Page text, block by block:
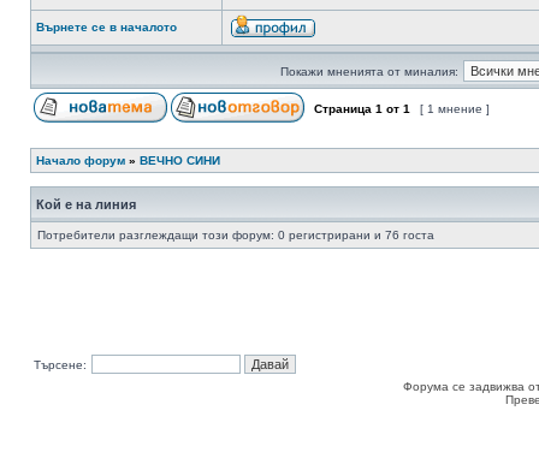
Върнете се в началото
Покажи мненията от миналия:
Страница 1 от 1 [ 1 мнение ]
Начало форум » ВЕЧНО СИНИ
Кой е на линия
Потребители разглеждащи този форум: 0 регистрирани и 76 госта
Търсене:
Форума се задвижва